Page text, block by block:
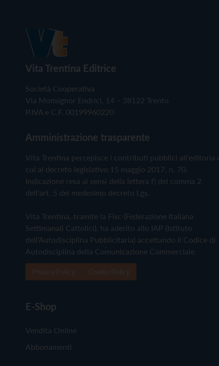
Vita Trentina Editrice
Società Cooperativa
Via Monsignor Endrici, 14 – 38122 Trento
P.IVA e C.F. 00199960220
Amministrazione trasparente
Vita Trentina percepisce i contributi pubblici all'editoria
cui al decreto legislativo 15 maggio 2017, n. 70.
Indicazione resa ai sensi della lettera f) del comma 2
dell'art. 5 del medesimo decreto Lgs.
Vita Trentina, tramite la Fisc (Federazione Italiana
Settimanali Cattolici), ha aderito allo IAP (Istituto
dell'Autodisciplina Pubblicitaria) accettando il Codice di
Autodisciplina della Comunicazione Commerciale
E-Shop
Vendita Online
Abbonamenti